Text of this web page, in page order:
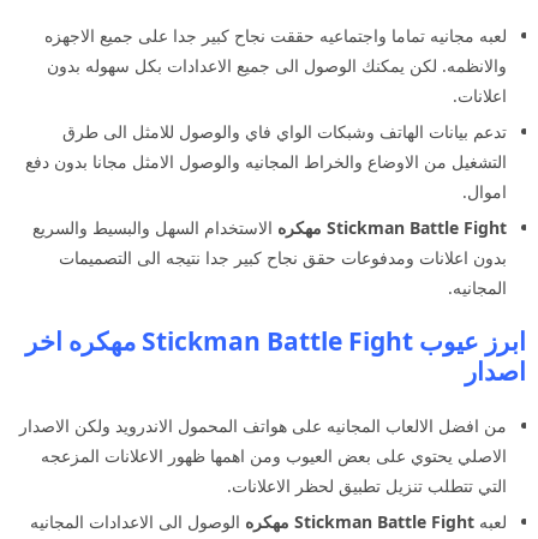
لعبه مجانيه تماما واجتماعيه حققت نجاح كبير جدا على جميع الاجهزه
والانظمه. لكن يمكنك الوصول الى جميع الاعدادات بكل سهوله بدون
اعلانات.
تدعم بيانات الهاتف وشبكات الواي فاي والوصول للامثل الى طرق
التشغيل من الاوضاع والخراط المجانيه والوصول الامثل مجانا بدون دفع
اموال.
Stickman Battle Fight مهكره
الاستخدام السهل والبسيط والسريع
بدون اعلانات ومدفوعات حقق نجاح كبير جدا نتيجه الى التصميمات
المجانيه.
ابرز عيوب Stickman Battle Fight مهكره اخر
اصدار
من افضل الالعاب المجانيه على هواتف المحمول الاندرويد ولكن الاصدار
الاصلي يحتوي على بعض العيوب ومن اهمها ظهور الاعلانات المزعجه
التي تتطلب تنزيل تطبيق لحظر الاعلانات.
لعبه Stickman Battle Fight مهكره
الوصول الى الاعدادات المجانيه